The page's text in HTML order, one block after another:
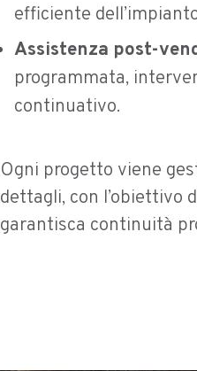
efficiente
Assistenza post-
programmata,
continuativo.
Ogni progetto viene
dettagli, con l’obiettivo
garantisca continuità